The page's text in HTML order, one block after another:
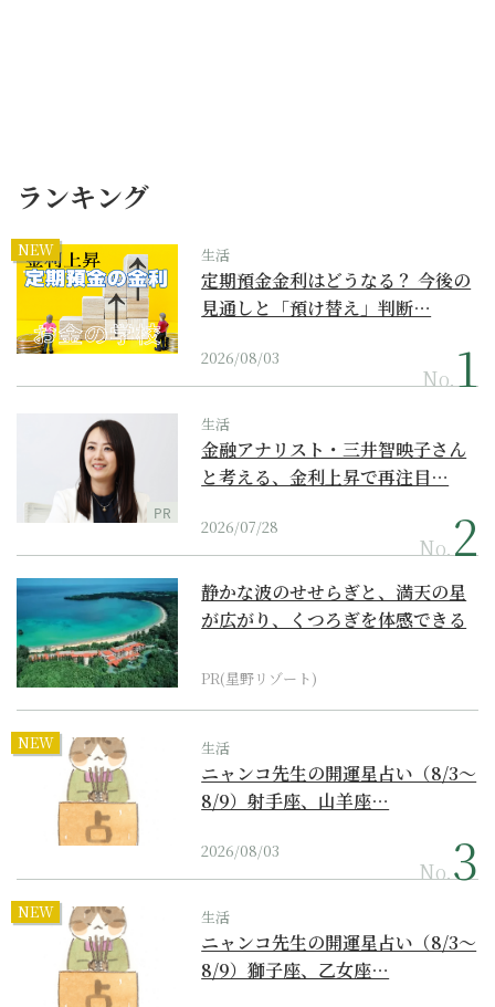
ランキング
NEW 生活
定期預金金利はどうなる？ 今後の
見通しと「預け替え」判断…
2026/08/03
No.
PR
生活
金融アナリスト・三井智映子さん
と考える、金利上昇で再注目…
2026/07/28
No.
静かな波のせせらぎと、満天の星
が広がり、くつろぎを体感できる
PR(星野リゾート)
NEW 生活
ニャンコ先生の開運星占い（8/3～
8/9）射手座、山羊座…
2026/08/03
No.
NEW 生活
ニャンコ先生の開運星占い（8/3～
8/9）獅子座、乙女座…